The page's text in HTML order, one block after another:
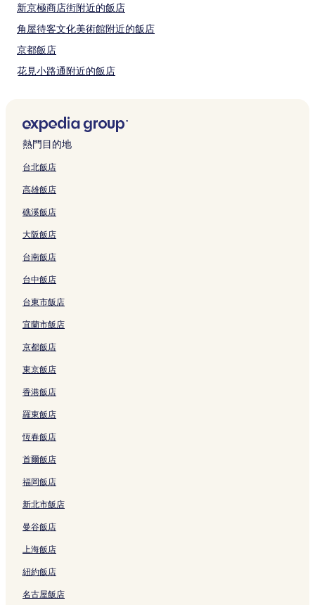
格。
價
格
和
供
應
能
會
有
所
動，
能
到
其
他
條
限
新京極商店街附近的飯店
角屋待客文化美術館附近的飯店
京都飯店
花見小路通附近的飯店
先斗町附近的飯店
五條站附近的飯店
四條通附近的飯店
上本能寺前町飯店
壬生寺附近的飯店
四條京町家附近的飯店
烏丸站附近的飯店
夢館附近的飯店
寺町通附近的飯店
二條城附近的飯店
京都博物館附近的飯店
涉成園附近的飯店
六道珍皇寺附近的飯店
傳道院附近的飯店
本能寺附近的飯店
大宮站附近的飯店
熱門目的地
台北飯店
高雄飯店
礁溪飯店
大阪飯店
台南飯店
台中飯店
台東市飯店
宜蘭市飯店
京都飯店
東京飯店
香港飯店
羅東飯店
恆春飯店
首爾飯店
福岡飯店
新北市飯店
曼谷飯店
上海飯店
紐約飯店
名古屋飯店